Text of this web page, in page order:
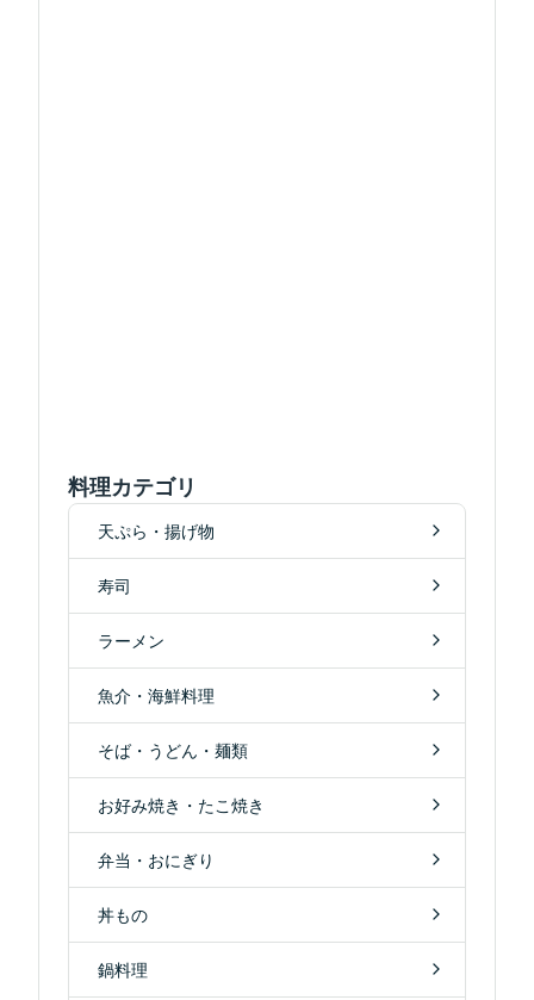
料理カテゴリ
天ぷら・揚げ物
寿司
ラーメン
魚介・海鮮料理
そば・うどん・麺類
お好み焼き・たこ焼き
弁当・おにぎり
丼もの
鍋料理